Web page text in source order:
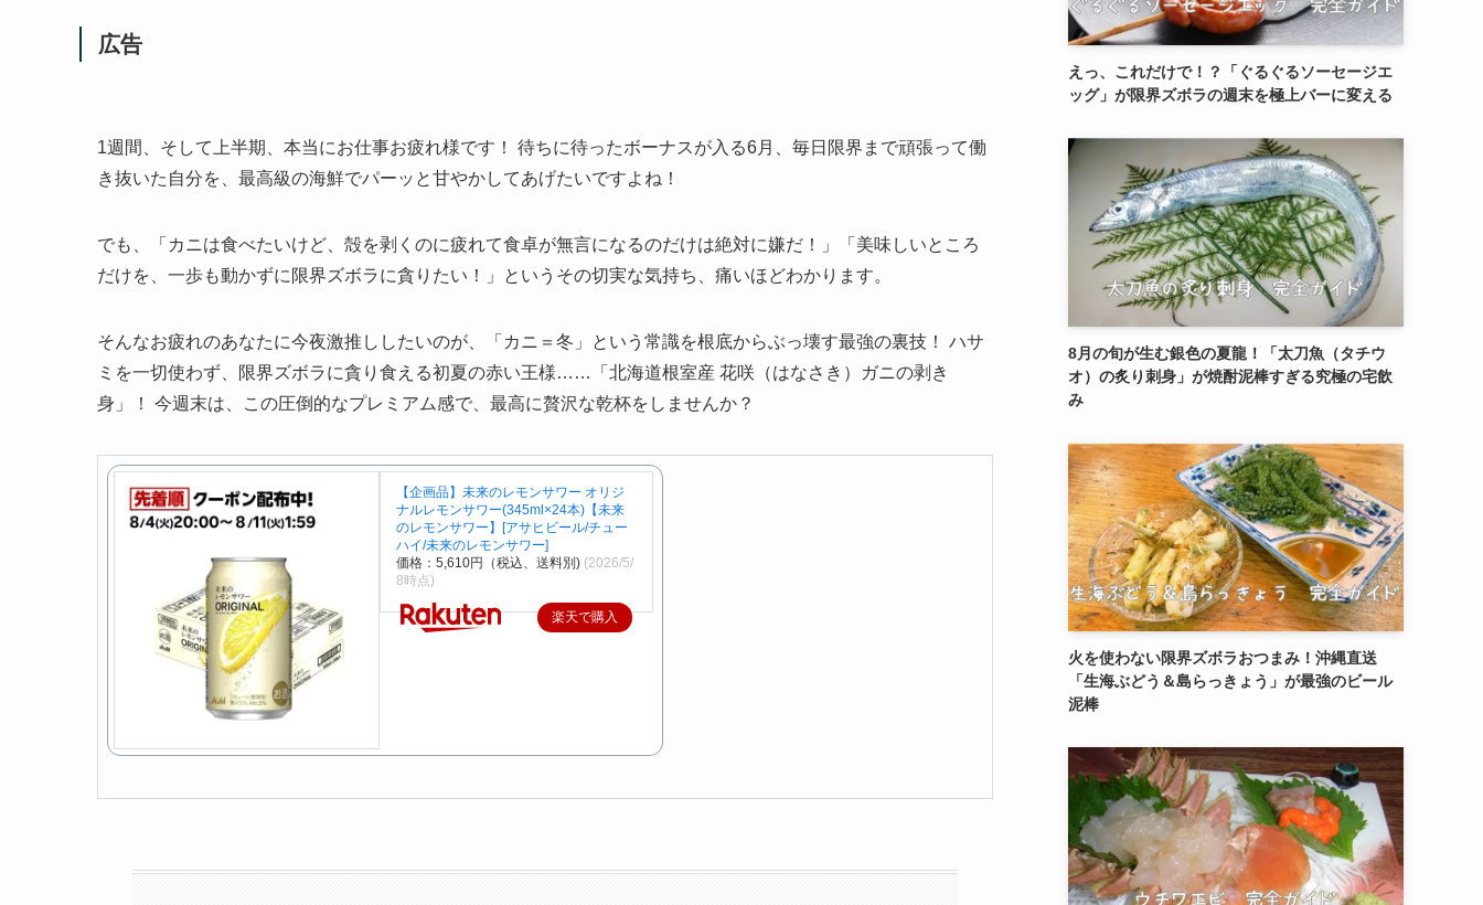
広告
1週間、そして上半期、本当にお仕事お疲れ様です！ 待ちに待ったボーナスが入る6月、毎日限界まで頑張って働
き抜いた自分を、最高級の海鮮でパーッと甘やかしてあげたいですよね！
でも、「カニは食べたいけど、殻を剥くのに疲れて食卓が無言になるのだけは絶対に嫌だ！」「美味しいところ
だけを、一歩も動かずに限界ズボラに貪りたい！」というその切実な気持ち、痛いほどわかります。
そんなお疲れのあなたに今夜激推ししたいのが、「カニ＝冬」という常識を根底からぶっ壊す最強の裏技！ ハサ
ミを一切使わず、限界ズボラに貪り食える初夏の赤い王様……「北海道根室産 花咲（はなさき）ガニの剥き
身」！ 今週末は、この圧倒的なプレミアム感で、最高に贅沢な乾杯をしませんか？
【企画品】未来のレモンサワー オリジ
ナルレモンサワー(345ml×24本)【未来
のレモンサワー】[アサヒビール/チュー
ハイ/未来のレモンサワー]
価格：5,610円（税込、送料別) (2026/5/
8時点)
楽天で購入
えっ、これだけで！？「ぐるぐるソーセージエ
ッグ」が限界ズボラの週末を極上バーに変える
8月の旬が生む銀色の夏龍！「太刀魚（タチウ
オ）の炙り刺身」が焼酎泥棒すぎる究極の宅飲
み
火を使わない限界ズボラおつまみ！沖縄直送
「生海ぶどう＆島らっきょう」が最強のビール
泥棒